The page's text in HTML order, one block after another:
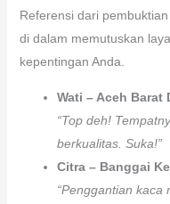
Referensi dari
di dalam memutuskan
kepentingan Anda.
Wati – Aceh Barat
“Top deh!
berkualitas. Suka!”
Citra – Banggai
“Penggantian kaca